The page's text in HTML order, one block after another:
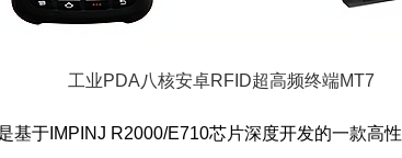
工业PDA八核安卓RFID超高频终端MT7
基于IMPINJ R2000/E710芯片深度开发的一款高